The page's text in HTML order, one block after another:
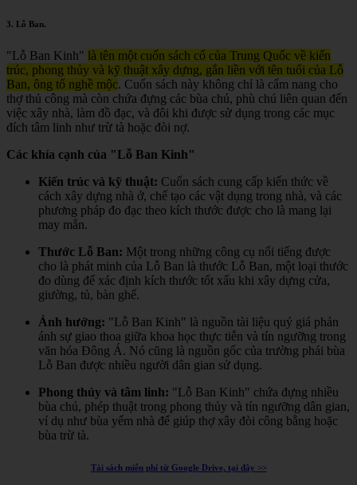
3. Lỗ Ban.
"Lỗ Ban Kinh" là tên một cuốn sách cổ của Trung Quốc về kiến
trúc, phong thủy và kỹ thuật xây dựng, gắn liền với tên tuổi của Lỗ
Ban, ông tổ nghề mộc. Cuốn sách này không chỉ là cẩm nang cho
thợ thủ công mà còn chứa đựng các bùa chú, phù chú liên quan đến
việc xây nhà, làm đồ đạc, và đôi khi được sử dụng trong các mục
đích tâm linh như trừ tà hoặc đòi nợ.
Các khía cạnh của "Lỗ Ban Kinh"
Kiến trúc và kỹ thuật: Cuốn sách cung cấp kiến thức về
cách xây dựng nhà ở, chế tạo các vật dụng trong nhà, và các
phương pháp đo đạc theo kích thước được cho là mang lại
may mắn.
Thước Lỗ Ban: Một trong những công cụ nổi tiếng được
cho là phát minh của Lỗ Ban là thước Lỗ Ban, một loại thước
đo dùng để xác định kích thước tốt xấu khi xây dựng cửa,
giường, tủ, bàn ghế.
Ảnh hưởng: "Lỗ Ban Kinh" là nguồn tài liệu quý giá phản
ánh sự giao thoa giữa khoa học thực tiễn và tín ngưỡng trong
văn hóa Đông Á. Nó cũng là nguồn gốc của trường phái bùa
Lỗ Ban được nhiều người dân gian sử dụng.
Phong thủy và tâm linh: "Lỗ Ban Kinh" chứa đựng nhiều
bùa chú, phép thuật trong phong thủy và tín ngưỡng dân gian,
ví dụ như bùa yểm nhà để giúp thợ xây đòi công bằng hoặc
bùa trừ tà.
Tải sách miễn phí từ Google Drive, tại đây >>